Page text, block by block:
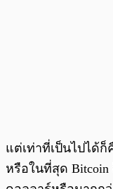
แต่เท่าที่เป็นไปได้
หรือในที่สุด Bitcoin